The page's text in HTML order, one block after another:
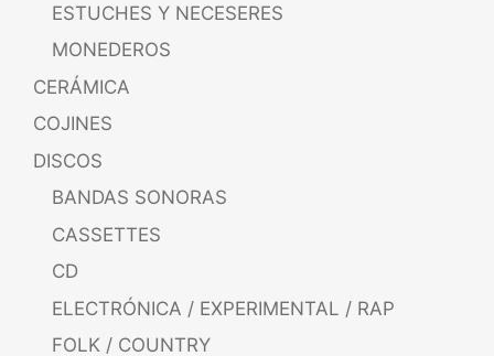
ESTUCHES Y NECESERES
MONEDEROS
CERÁMICA
COJINES
DISCOS
BANDAS SONORAS
CASSETTES
CD
ELECTRÓNICA / EXPERIMENTAL / RAP
FOLK / COUNTRY